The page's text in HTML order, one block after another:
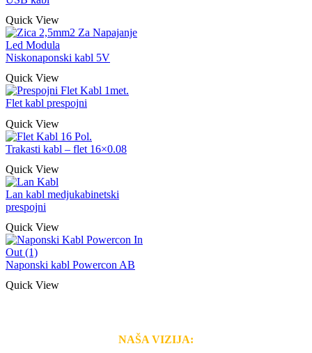
Quick View
Niskonaponski kabl 5V
Quick View
Flet kabl prespojni
Quick View
Trakasti kabl – flet 16×0.08
Quick View
Lan kabl medjukabinetski
prespojni
Quick View
Naponski kabl Powercon AB
Quick View
NAŠA VIZIJA: